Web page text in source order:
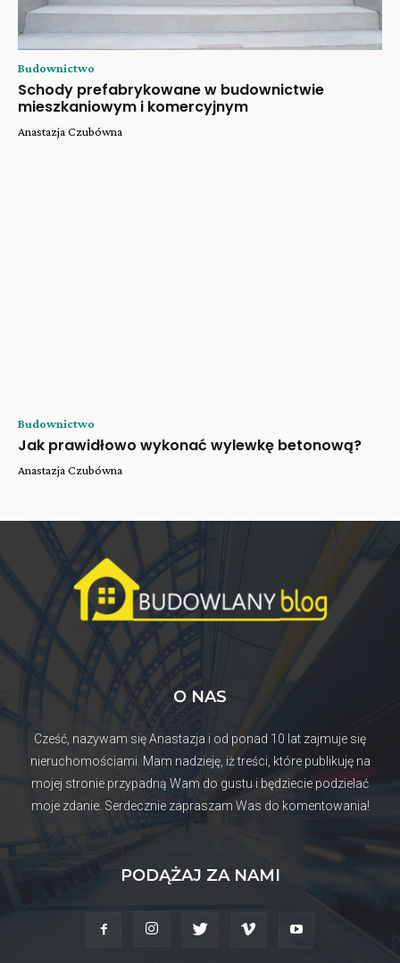
Budownictwo
Schody prefabrykowane w budownictwie
mieszkaniowym i komercyjnym
Anastazja Czubówna
Budownictwo
Jak prawidłowo wykonać wylewkę betonową?
Anastazja Czubówna
O NAS
Cześć, nazywam się Anastazja i od ponad 10 lat zajmuje się
nieruchomościami. Mam nadzieję, iż treści, które publikuję na
mojej stronie przypadną Wam do gustu i będziecie podzielać
moje zdanie. Serdecznie zapraszam Was do komentowania!
PODĄŻAJ ZA NAMI